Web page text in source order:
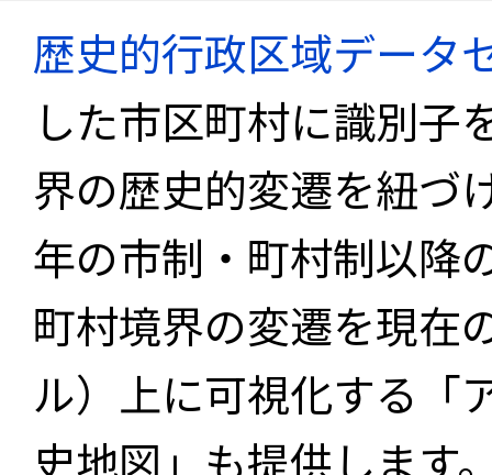
歴史的行政区域データ
した市区町村に識別子
界の歴史的変遷を紐づ
年の市制・町村制以降
町村境界の変遷を現在
ル）上に可視化する「
史地図」も提供します